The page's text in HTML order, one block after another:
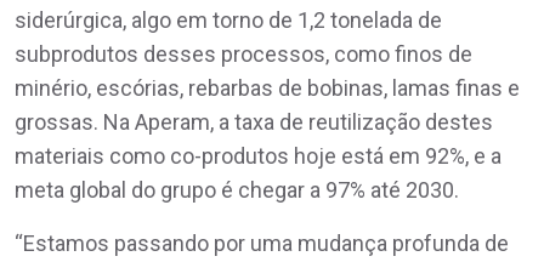
siderúrgica, algo em torno de 1,2 tonelada de
subprodutos desses processos, como finos de
minério, escórias, rebarbas de bobinas, lamas finas e
grossas. Na Aperam, a taxa de reutilização destes
materiais como co-produtos hoje está em 92%, e a
meta global do grupo é chegar a 97% até 2030.
“Estamos passando por uma mudança profunda de